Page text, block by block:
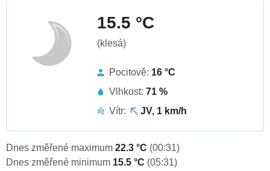
15.5 °C
(klesá)
Pocitově: 16 °C
Vlhkost: 71 %
Vítr:
JV, 1 km/h
Dnes změřené maximum 22.3 °C (00:31)
Dnes změřené minimum 15.5 °C (05:31)